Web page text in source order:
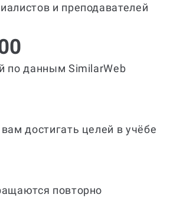
и преподавателей
по данным SimilarWeb
достигать целей в учёбе
повторно